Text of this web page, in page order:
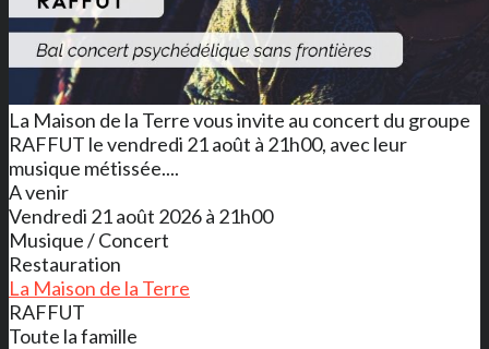
La Maison de la Terre vous invite au concert du groupe
RAFFUT le vendredi 21 août à 21h00, avec leur
musique métissée....
A venir
Vendredi 21 août 2026 à 21h00
Musique / Concert
Restauration
La Maison de la Terre
RAFFUT
Toute la famille